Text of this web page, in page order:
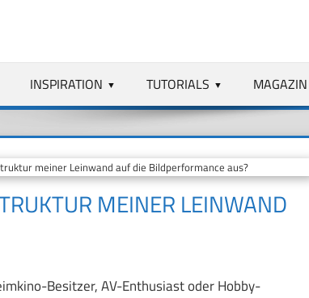
INSPIRATION TUTORIALS MAGAZIN
meiner Leinwand auf die Bildperformance aus?
MEINER LEINWAND
Besitzer, AV-Enthusiast oder Hobby-